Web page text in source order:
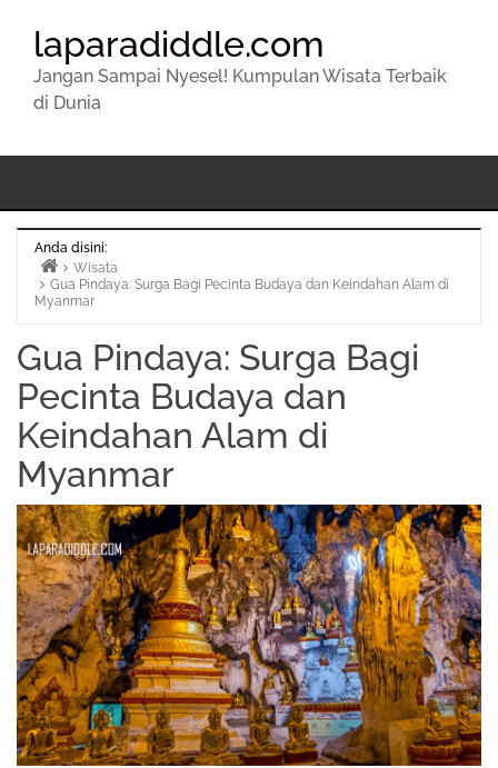
laparadiddle.com
Jangan Sampai Nyesel! Kumpulan Wisata Terbaik
di Dunia
Anda disini:
Beranda
Wisata
Gua Pindaya: Surga Bagi Pecinta Budaya dan Keindahan Alam di
Myanmar
Gua Pindaya: Surga Bagi
Pecinta Budaya dan
Keindahan Alam di
Myanmar